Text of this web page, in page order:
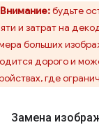
Внимание:будьте
и затрат на
больших
дорого и
где
Замена